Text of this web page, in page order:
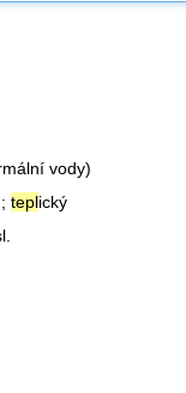
vody)
; teplický